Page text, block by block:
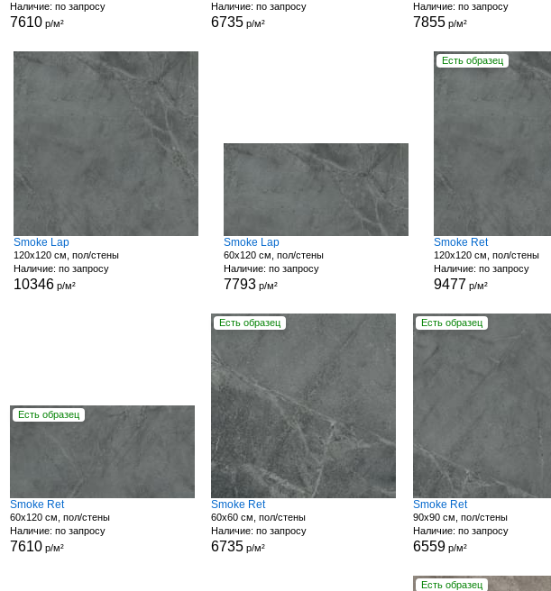
Наличие: по запросу
7610р/м²
Наличие: по запросу
6735 р/м²
Наличие: по запросу
7855р/м²
Smoke Lap
120x120 см, пол/стены
Наличие: по запросу
10346 р/м²
Smoke Lap
60x120 см, пол/стены
Наличие: по запросу
7793р/м²
Есть образец
Smoke Ret
120x120 см, пол/стены
Наличие: по запросу
9477 р/м²
Есть образец
Smoke Ret
60x120 см, пол/стены
Наличие: по запросу
7610р/м²
Есть образец
Smoke Ret
60x60 см, пол/стены
Наличие: по запросу
6735 р/м²
Есть образец
Smoke Ret
90x90 см, пол/стены
Наличие: по запросу
6559р/м²
Есть образец